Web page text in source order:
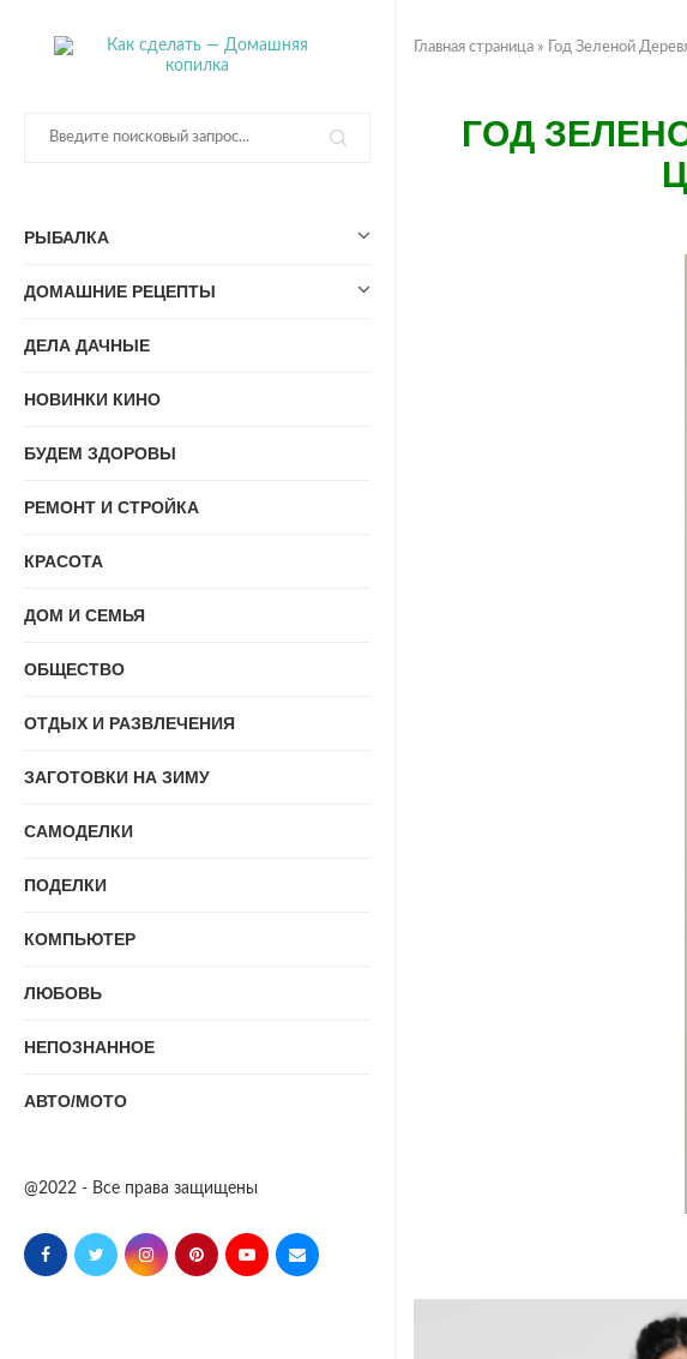
РЫБАЛКА
ДОМАШНИЕ РЕЦЕПТЫ
ДЕЛА ДАЧНЫЕ
НОВИНКИ КИНО
БУДЕМ ЗДОРОВЫ
РЕМОНТ И СТРОЙКА
КРАСОТА
ДОМ И СЕМЬЯ
ОБЩЕСТВО
ОТДЫХ И РАЗВЛЕЧЕНИЯ
ЗАГОТОВКИ НА ЗИМУ
САМОДЕЛКИ
ПОДЕЛКИ
КОМПЬЮТЕР
ЛЮБОВЬ
НЕПОЗНАННОЕ
АВТО/МОТО
@2022 - Все права защищены
Главная страница » Год Зеленой
ГОД